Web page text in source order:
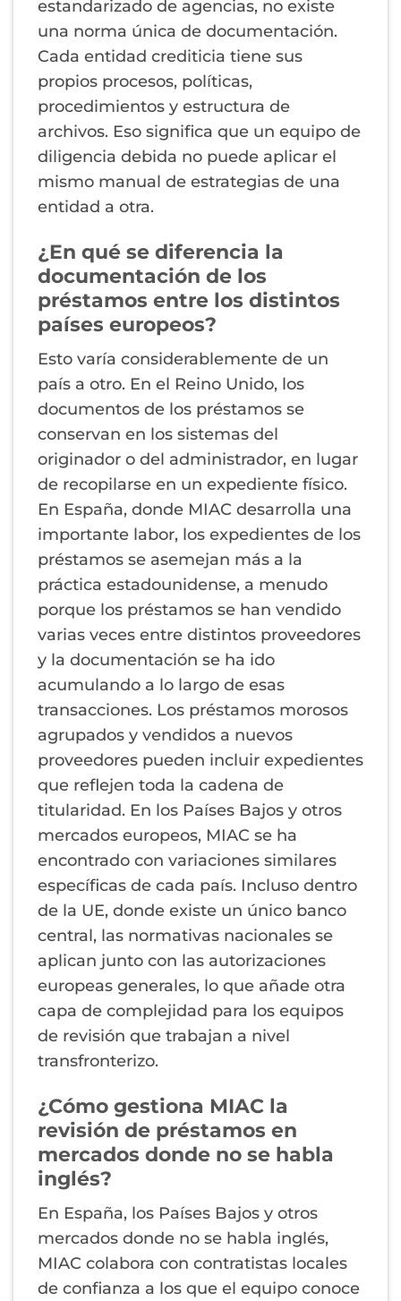
estandarizado de agencias, no existe
una norma única de documentación.
Cada entidad crediticia tiene sus
propios procesos, políticas,
procedimientos y estructura de
archivos. Eso significa que un equipo de
diligencia debida no puede aplicar el
mismo manual de estrategias de una
entidad a otra.
¿En qué se diferencia la
documentación de los
préstamos entre los distintos
países europeos?
Esto varía considerablemente de un
país a otro. En el Reino Unido, los
documentos de los préstamos se
conservan en los sistemas del
originador o del administrador, en lugar
de recopilarse en un expediente físico.
En España, donde MIAC desarrolla una
importante labor, los expedientes de los
préstamos se asemejan más a la
práctica estadounidense, a menudo
porque los préstamos se han vendido
varias veces entre distintos proveedores
y la documentación se ha ido
acumulando a lo largo de esas
transacciones. Los préstamos morosos
agrupados y vendidos a nuevos
proveedores pueden incluir expedientes
que reflejen toda la cadena de
titularidad. En los Países Bajos y otros
mercados europeos, MIAC se ha
encontrado con variaciones similares
específicas de cada país. Incluso dentro
de la UE, donde existe un único banco
central, las normativas nacionales se
aplican junto con las autorizaciones
europeas generales, lo que añade otra
capa de complejidad para los equipos
de revisión que trabajan a nivel
transfronterizo.
¿Cómo gestiona MIAC la
revisión de préstamos en
mercados donde no se habla
inglés?
En España, los Países Bajos y otros
mercados donde no se habla inglés,
MIAC colabora con contratistas locales
de confianza a los que el equipo conoce